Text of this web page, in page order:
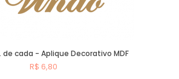
de cada - Aplique Decorativo MDF
R$ 6,80